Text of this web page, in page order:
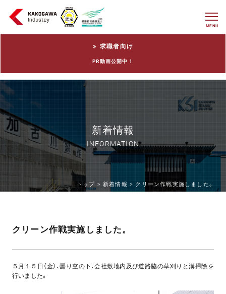
MENU
求職者向け
PR動画公開中！
新着情報
INFORMATION
トップ > 新着情報 > クリーン作戦実施しました。
クリーン作戦実施しました。
５月１５日（金）、曇り空の下、会社敷地内及び道路脇の草刈りと溝掃除を
行いました。